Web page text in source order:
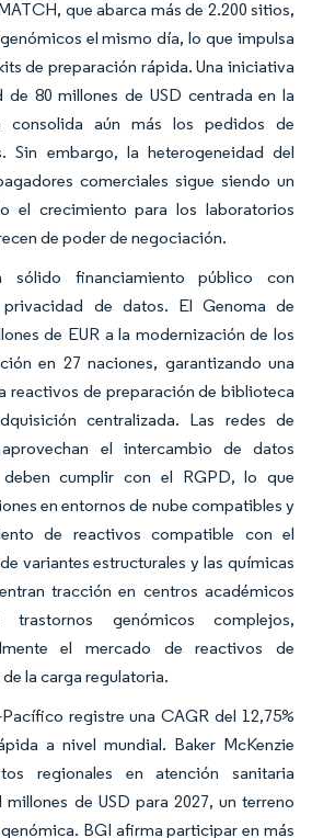
que abarca más de 2.200 sitios,
el mismo día, lo que impulsa
de preparación rápida. Una iniciativa
80 millones de USD centrada en la
consolida aún más los pedidos de
Sin embargo, la heterogeneidad del
comerciales sigue siendo un
el crecimiento para los laboratorios
de poder de negociación.
sólido financiamiento público con
de datos. El Genoma de
de EUR a la modernización de los
en 27 naciones, garantizando una
reactivos de preparación de biblioteca
centralizada. Las redes de
el intercambio de datos
deben cumplir con el RGPD, lo que
en entornos de nube compatibles y
de reactivos compatible con el
variantes estructurales y las químicas
tracción en centros académicos
genómicos complejos,
el mercado de reactivos de
la carga regulatoria.
registre una CAGR del 12,75%
a nivel mundial. Baker McKenzie
regionales en atención sanitaria
millones de USD para 2027, un terreno
BGI afirma participar en más